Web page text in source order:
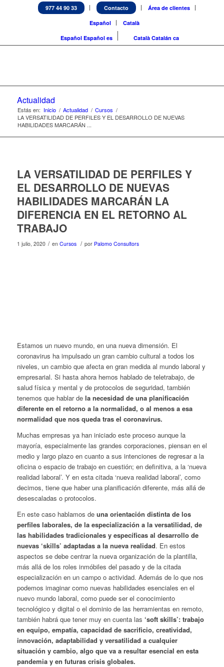
977 44 90 33 Contacto
Área de clientes
Español
Català
Español Español es Català Catalán ca
Actualidad
Estás en: Inicio / Actualidad / Cursos /
LA VERSATILIDAD DE PERFILES Y EL DESARROLLO DE NUEVAS
HABILIDADES MARCARÁN ...
LA VERSATILIDAD DE PERFILES Y
EL DESARROLLO DE NUEVAS
HABILIDADES MARCARÁN LA
DIFERENCIA EN EL RETORNO AL
TRABAJO
1 julio, 2020 / en Cursos / por Palomo Consultors
Estamos un nuevo mundo, en una nueva dimensión. El
coronavirus ha impulsado un gran cambio cultural a todos los
niveles, un cambio que afecta en gran medida al mundo laboral y
empresarial. Si hasta ahora hemos hablado de teletrabajo, de
salud física y mental y de protocolos de seguridad, también
tenemos que hablar de la necesidad de una planificación
diferente en el retorno a la normalidad, o al menos a esa
normalidad que nos queda tras el coronavirus.
Muchas empresas ya han iniciado este proceso aunque la
mayoría, especialmente las grandes corporaciones, piensan en el
medio y largo plazo en cuanto a sus intenciones de regresar a la
oficina o espacio de trabajo en cuestión; en definitiva, a la ‘nueva
realidad laboral’. Y en esta citada ‘nueva realidad laboral’, como
decimos, tiene que haber una planificación diferente, más allá de
desescaladas o protocolos.
En este caso hablamos de una orientación distinta de los
perfiles laborales, de la especialización a la versatilidad, de
las habilidades tradicionales y específicas al desarrollo de
nuevas ‘skills’ adaptadas a la nueva realidad. En estos
aspectos se debe centrar la nueva organización de la plantilla,
más allá de los roles inmóbiles del pasado y de la citada
especialización en un campo o actividad. Además de lo que nos
podemos imaginar como nuevas habilidades esenciales en el
nuevo mundo laboral, como puede ser el conocimiento
tecnológico y digital o el dominio de las herramientas en remoto,
también habrá que tener muy en cuenta las ‘soft skills’: trabajo
en equipo, empatía, capacidad de sacrificio, creatividad,
innovación, adaptabilidad y versatilidad a cualquier
situación y cambio, algo que va a resultar esencial en esta
pandemia y en futuras crisis globales.